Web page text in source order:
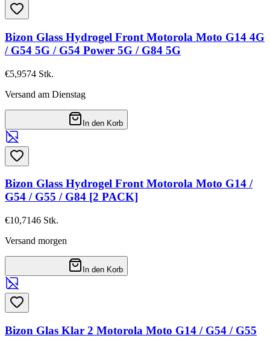
Bizon Glass Hydrogel Front Motorola Moto G14 4G
/ G54 5G / G54 Power 5G / G84 5G
€5,9574 Stk.
Versand am Dienstag
In den Korb
Bizon Glass Hydrogel Front Motorola Moto G14 /
G54 / G55 / G84 [2 PACK]
€10,7146 Stk.
Versand morgen
In den Korb
Bizon Glas Klar 2 Motorola Moto G14 / G54 / G55